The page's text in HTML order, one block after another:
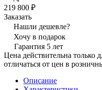
219 800 ₽
Заказать
Нашли дешевле?
Хочу в подарок
Гарантия 5 лет
Цена действительна только
отличаться от цен в
Описание